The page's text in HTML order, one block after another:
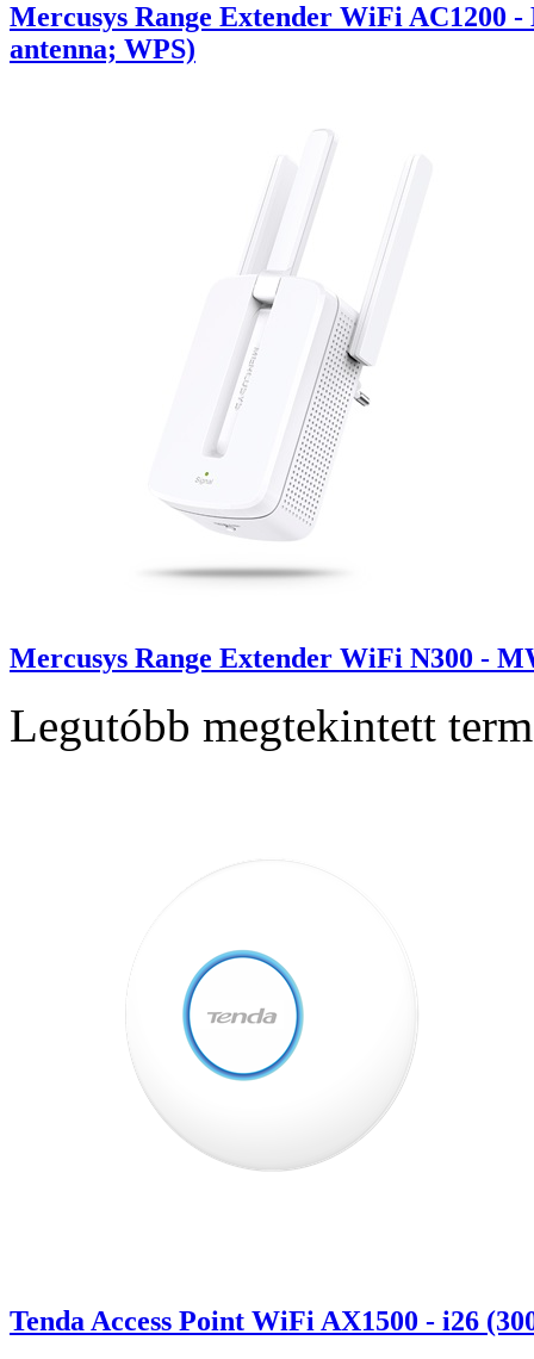
Mercusys Range Extender WiFi AC1200
antenna; WPS)
Mercusys Range Extender WiFi N300 -
Legutóbb megtekintett
Tenda Access Point WiFi AX1500 - i26